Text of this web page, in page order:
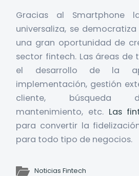
Gracias al Smartphone
universaliza, se
una gran oportunidad de
sector fintech. Las áreas de
el desarrollo de la
implementación, gestión
cliente, búsqueda
mantenimiento, etc. Las
para convertir la
para todo tipo de negocios.
Noticias Fintech